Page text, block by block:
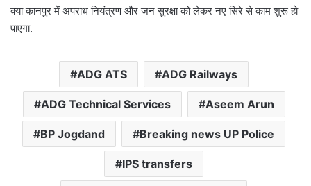
क्या कानपुर में अपराध नियंत्रण और जन सुरक्षा को लेकर नए सिरे से काम शुरू हो
पाएगा.
ADG ATS ADG Railways
ADG Technical Services Aseem Arun
BP Jogdand Breaking news UP Police
IPS transfers